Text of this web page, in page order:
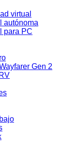
virtual
autónoma
para PC
Gen 2